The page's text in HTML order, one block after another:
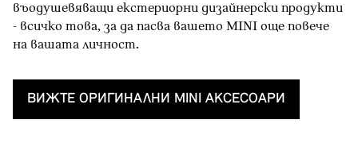
въодушевяващи екстериорни дизайнерски продукти
- всичко това, за да пасва вашето MINI oще повече
на вашата личност.
ВИЖТЕ OРИГИНАЛНИ MINI AКСЕСОАРИ